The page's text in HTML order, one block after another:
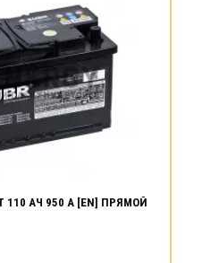
110 АЧ 950 А [EN] ПРЯМОЙ